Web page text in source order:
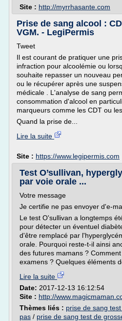
Site : http://myrrhasante.com
Prise de sang alcool :
VGM. - LegiPermis
Tweet
Il est courant de pratiquer une
infraction pour alcoolémie ou
souhaite repasser un nouveau
ou le récupérer après une
médicale . L'analyse de sang
consommation d'alcool en
marqueurs comme les CDT ou
Quand la prise de...
Lire la suite
Site : https://www.legipermis.com
Test O’sullivan,
par voie orale ...
Votre message
Je certifie ne pas envoyer d'e-
Le test O'sullivan a longtemps
pour détecter un éventuel
d'être remplacé par
orale. Pourquoi reste-t-il ainsi
des futures mamans ?
examens ? Quelques éléments
Lire la suite
Date: 2017-12-13 16:12:54
Site : http://
Thèmes liés : prise de sang
pas / prise de sang test de